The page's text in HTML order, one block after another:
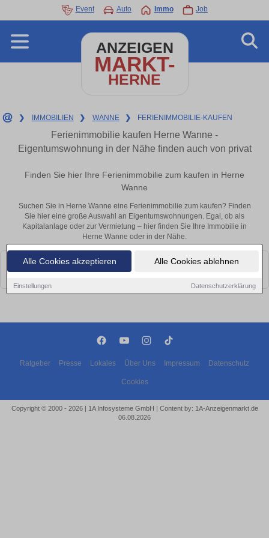
Alle Cookies akzeptieren Alle Cookies ablehnen
Einstellungen Datenschutzerklärung
Event Auto Immo Job
ANZEIGEN
MARKT-
HERNE
❯ IMMOBILIEN ❯ WANNE ❯ FERIENIMMOBILIE-KAUFEN
Ferienimmobilie kaufen Herne Wanne -
Eigentumswohnung in der Nähe finden auch von privat
Finden Sie hier Ihre Ferienimmobilie zum kaufen in Herne
Wanne
Suchen Sie in Herne Wanne eine Ferienimmobilie zum kaufen? Finden
Sie hier eine große Auswahl an Eigentumswohnungen. Egal, ob als
Kapitalanlage oder zur Vermietung – hier finden Sie Ihre Immobilie in
Herne Wanne oder in der Nähe.
Leider konnten wir derzeit keine passenden Objekte finden. Schauen Sie
bald wieder vorbei!
Ratgeber Presse Lokales Über Uns Impressum Datenschutz
Cookies
Copyright © 2000 - 2026 | 1A Infosysteme GmbH | Content by: 1A-Anzeigenmarkt.de
06.08.2026